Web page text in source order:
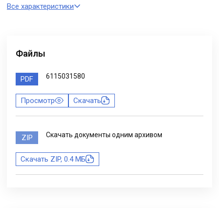
Все характеристики
Файлы
PDF 6115031580
Просмотр Скачать
ZIP Скачать документы одним архивом
Скачать ZIP, 0.4 МБ